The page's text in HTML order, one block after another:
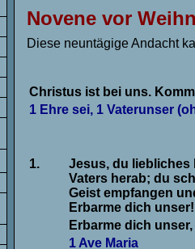
Novene vor
Diese neuntägige Andacht
Christus ist bei uns.
1 Ehre sei, 1 Vaterunser
1.
Jesus, du liebliches
Vaters herab; du
Geist empfangen
Erbarme dich unser!
Erbarme dich
1 Ave Maria